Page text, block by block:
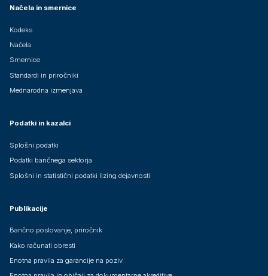
Načela in smernice
Kodeks
Načela
Smernice
Standardi in priročniki
Mednarodna izmenjava
Podatki in kazalci
Splošni podatki
Podatki bančnega sektorja
Splošni in statistični podatki lizing dejavnosti
Publikacije
Bančno poslovanje, priročnik
Kako računati obresti
Enotna pravila za garancije na poziv